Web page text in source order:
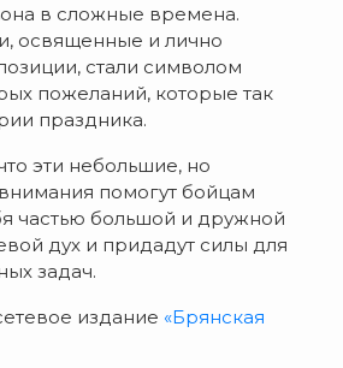
в сложные времена.
освященные и лично
стали символом
пожеланий, которые так
праздника.
эти небольшие, но
помогут бойцам
частью большой и дружной
дух и придадут силы для
задач.
издание «Брянская